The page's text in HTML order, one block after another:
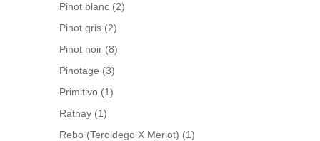
Pinot blanc (2)
Pinot gris (2)
Pinot noir (8)
Pinotage (3)
Primitivo (1)
Rathay (1)
Rebo (Teroldego X Merlot) (1)